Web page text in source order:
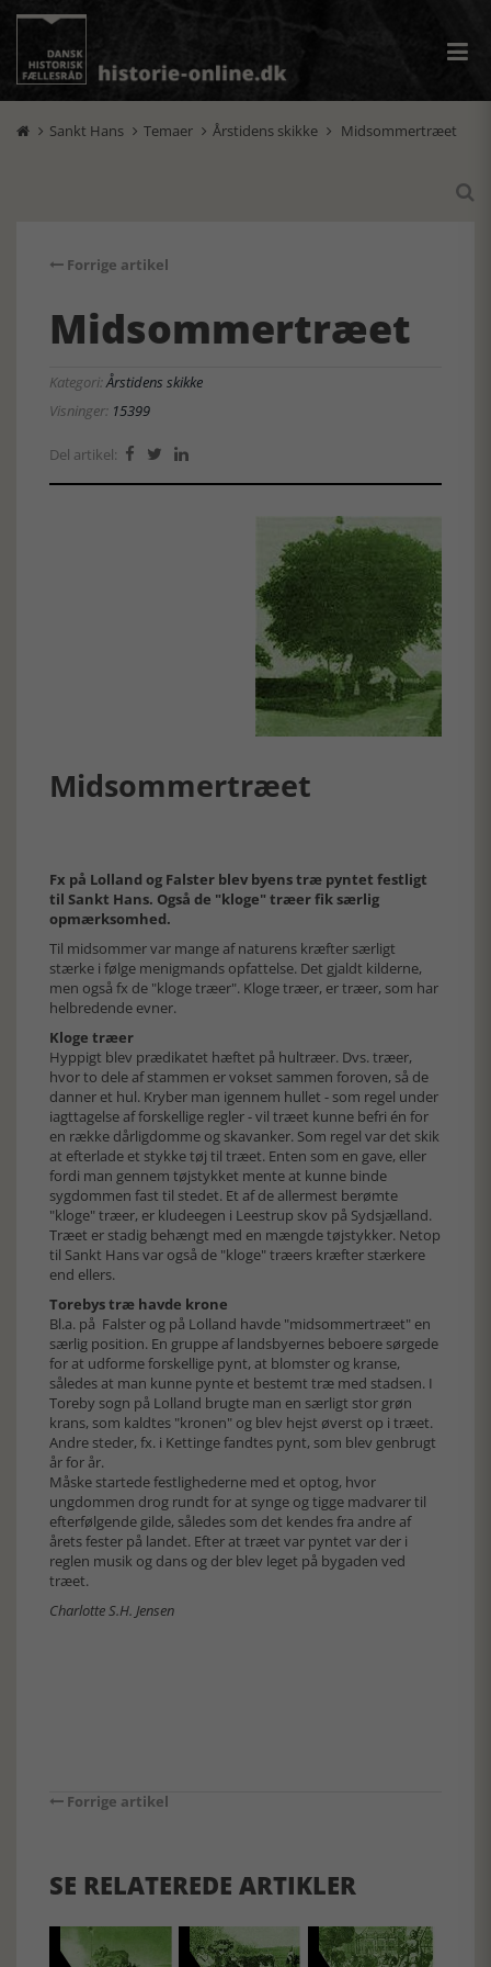
 Sankt Hans  Temaer  Årstidens skikke  Midsommertræet

Forrige artikel
Midsommertræet
Kategori:Årstidens skikke
Visninger: 15399
Del artikel:   
Midsommertræet
Fx på Lolland og Falster blev byens træ pyntet festligt
til Sankt Hans. Også de "kloge" træer fik særlig
opmærksomhed.
Til midsommer var mange af naturens kræfter særligt
stærke i følge menigmands opfattelse. Det gjaldt kilderne,
men også fx de "kloge træer". Kloge træer, er træer, som har
helbredende evner.
Kloge træer
Hyppigt blev prædikatet hæftet på hultræer. Dvs. træer,
hvor to dele af stammen er vokset sammen foroven, så de
danner et hul. Kryber man igennem hullet - som regel under
iagttagelse af forskellige regler - vil træet kunne befri én for
en række dårligdomme og skavanker. Som regel var det skik
at efterlade et stykke tøj til træet. Enten som en gave, eller
fordi man gennem tøjstykket mente at kunne binde
sygdommen fast til stedet. Et af de allermest berømte
"kloge" træer, er kludeegen i Leestrup skov på Sydsjælland.
Træet er stadig behængt med en mængde tøjstykker. Netop
til Sankt Hans var også de "kloge" træers kræfter stærkere
end ellers.
Torebys træ havde krone
Bl.a. på Falster og på Lolland havde "midsommertræet" en
særlig position. En gruppe af landsbyernes beboere sørgede
for at udforme forskellige pynt, at blomster og kranse,
således at man kunne pynte et bestemt træ med stadsen. I
Toreby sogn på Lolland brugte man en særligt stor grøn
krans, som kaldtes "kronen" og blev hejst øverst op i træet.
Andre steder, fx. i Kettinge fandtes pynt, som blev genbrugt
år for år.
Måske startede festlighederne med et optog, hvor
ungdommen drog rundt for at synge og tigge madvarer til
efterfølgende gilde, således som det kendes fra andre af
årets fester på landet. Efter at træet var pyntet var der i
reglen musik og dans og der blev leget på bygaden ved
træet.
Charlotte S.H. Jensen
Forrige artikel
SE RELATEREDE ARTIKLER